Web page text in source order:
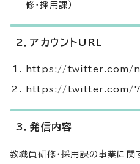
修・採用課）
2．アカウントURL
https://twitter.com/
https://twitter.com/
3．発信内容
教職員研修・採用課の事業に関